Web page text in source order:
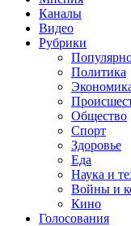
Каналы
Видео
Рубрики
Политика
Общество
Спорт
Здоровье
Еда
Наука и
Войны и
Кино
Голосования